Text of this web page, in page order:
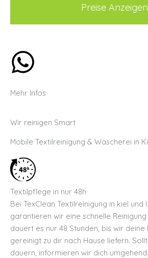
Mehr Infos
Wir reinigen Smart
Mobile Textilreinigung & Wäscherei in
Textilpflege in nur 48h
Bei TexClean Textilreinigung in kiel und
garantieren wir eine schnelle
dauert es nur 48 Stunden, bis wir deine
gereinigt zu dir nach Hause liefern.
dauern, informieren wir dich umgehend.